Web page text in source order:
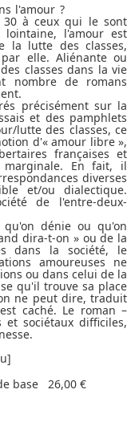
l'amour ?
30 à ceux qui le sont
l'amour est
la lutte des classes,
elle. Aliénante ou
classes dans la vie
nombre de romans
précisément sur la
et des pamphlets
lutte des classes, ce
d'« amour libre »,
françaises et
marginale. En fait, il
diverses
et/ou dialectique.
de l'entre-deux-
dénie ou qu'on
dira-t-on » ou de la
dans la société, le
amoureuses ne
ou dans celui de la
qu'il trouve sa place
ne peut dire, traduit
caché. Le roman –
sociétaux difficiles,
base
26,00 €